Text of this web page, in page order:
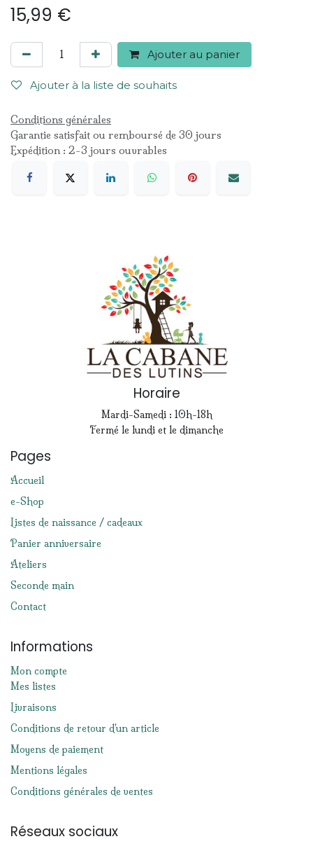
15,99 €
Ajouter au panier
Ajouter à la liste de souhaits
Conditions générales
Garantie satisfait ou remboursé de 30 jours
Expédition : 2-3 jours ouvrables
Horaire
Mardi-Samedi : 10h-18h
Fermé le lundi et le dimanche
Pages
Accueil
e-Shop
Listes de naissance / cadeaux
Panier anniversaire
Ateliers
Seconde main
Contact
Informations
Mon compte
Mes listes
Livraisons
Conditions de retour d'un article
Moyens de paiement
Mentions légales
Conditions générales de ventes
Réseaux sociaux